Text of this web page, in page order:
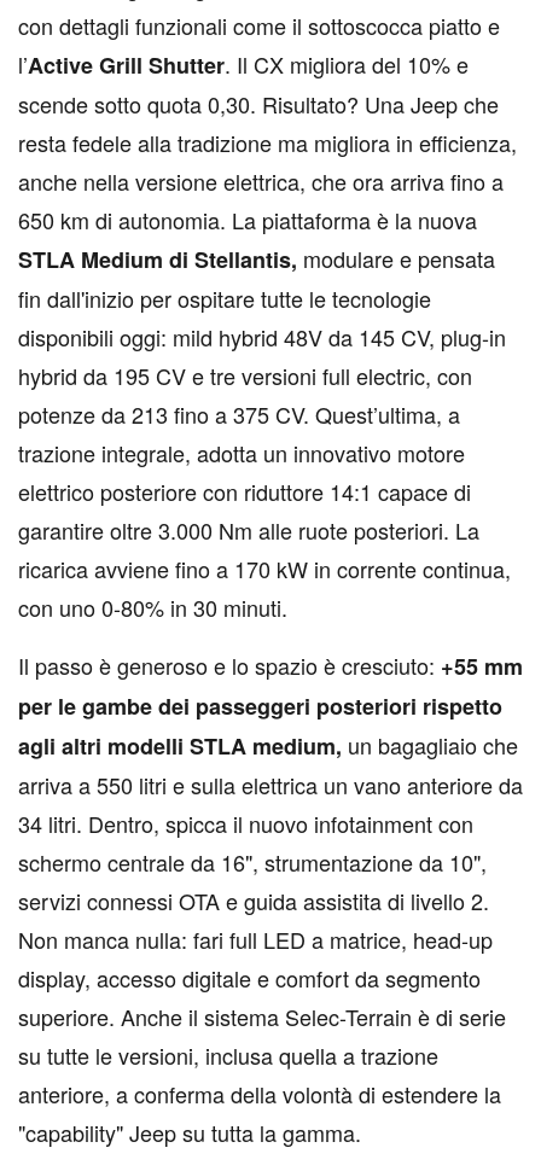
con dettagli funzionali come il sottoscocca piatto e
l’Active Grill Shutter. Il CX migliora del 10% e
scende sotto quota 0,30. Risultato? Una Jeep che
resta fedele alla tradizione ma migliora in efficienza,
anche nella versione elettrica, che ora arriva fino a
650 km di autonomia. La piattaforma è la nuova
STLA Medium di Stellantis, modulare e pensata
fin dall'inizio per ospitare tutte le tecnologie
disponibili oggi: mild hybrid 48V da 145 CV, plug-in
hybrid da 195 CV e tre versioni full electric, con
potenze da 213 fino a 375 CV. Quest’ultima, a
trazione integrale, adotta un innovativo motore
elettrico posteriore con riduttore 14:1 capace di
garantire oltre 3.000 Nm alle ruote posteriori. La
ricarica avviene fino a 170 kW in corrente continua,
con uno 0-80% in 30 minuti.
Il passo è generoso e lo spazio è cresciuto: +55 mm
per le gambe dei passeggeri posteriori rispetto
agli altri modelli STLA medium, un bagagliaio che
arriva a 550 litri e sulla elettrica un vano anteriore da
34 litri. Dentro, spicca il nuovo infotainment con
schermo centrale da 16", strumentazione da 10",
servizi connessi OTA e guida assistita di livello 2.
Non manca nulla: fari full LED a matrice, head-up
display, accesso digitale e comfort da segmento
superiore. Anche il sistema Selec-Terrain è di serie
su tutte le versioni, inclusa quella a trazione
anteriore, a conferma della volontà di estendere la
"capability" Jeep su tutta la gamma.